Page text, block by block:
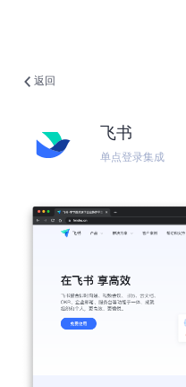
返回
飞书
单点登录集成